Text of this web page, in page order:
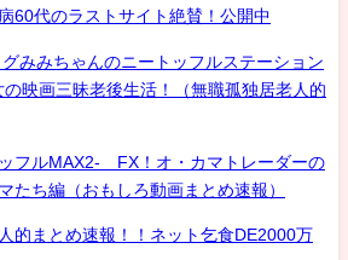
60代のラストサイト絶賛！公開中
みみちゃんのニートッフルステーション
映画三昧老後生活！（無職孤独居老人的
フルMAX2- FX！オ・カマトレーダーの
ち編（おもしろ動画まとめ速報）
的まとめ速報！！ネット乞食DE2000万